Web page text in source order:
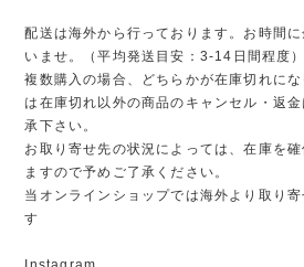
配送は海外から行っております。お時間
いませ。（平均発送目安：3-14日間程度）
複数購入の場合、どちらかが在庫切れに
は在庫切れ以外の商品のキャンセル・返
承下さい。
お取り寄せ先の状況によっては、在庫を
ますので予めご了承ください。
当オンラインショップでは海外より取り
す